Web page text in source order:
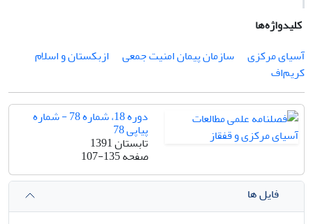
کلیدواژه‌ها
آسیای مرکزی
سازمان پیمان امنیت ‌جمعی
ازبکستان و اسلام
کریم‌اف
دوره 18، شماره 78 - شماره
پیاپی 78
تابستان 1391
صفحه107-135
فایل ها